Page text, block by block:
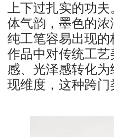
上下过扎实的功
体气韵，墨色的
纯工笔容易出现的
作品中对传统工艺
感、光泽感转化
现维度，这种跨门